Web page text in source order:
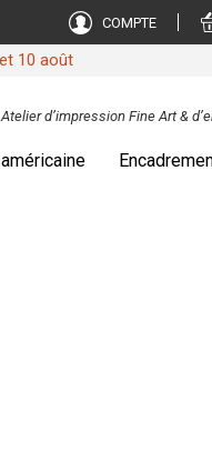
COMPTE
10 août
Atelier d’impression Fine Art &